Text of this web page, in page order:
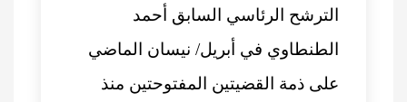
الترشح الرئاسي السابق أحمد
الطنطاوي في أبريل/ نيسان الماضي
على ذمة القضيتين المفتوحتين منذ